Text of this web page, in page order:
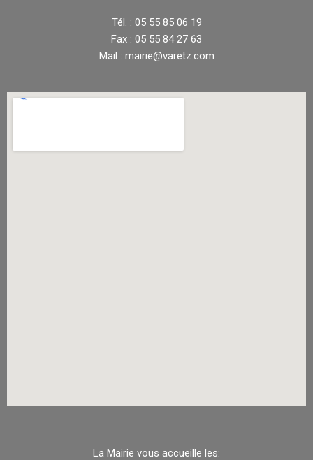
Tél. : 05 55 85 06 19
Fax : 05 55 84 27 63
Mail : mairie@varetz.com
La Mairie vous accueille les: